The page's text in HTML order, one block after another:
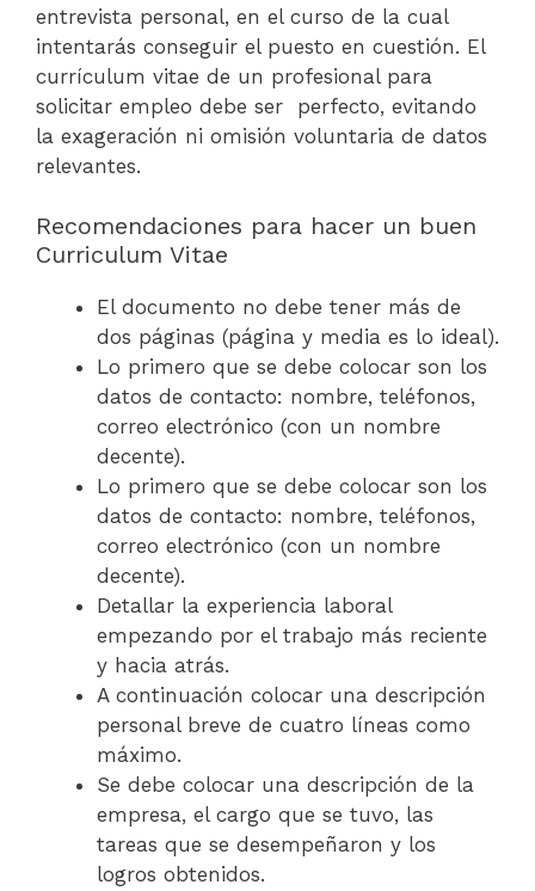
entrevista personal, en el curso de la cual
intentarás conseguir el puesto en cuestión. El
currículum vitae de un profesional para
solicitar empleo debe ser perfecto, evitando
la exageración ni omisión voluntaria de datos
relevantes.
Recomendaciones para hacer un buen
Curriculum Vitae
El documento no debe tener más de
dos páginas (página y media es lo ideal).
Lo primero que se debe colocar son los
datos de contacto: nombre, teléfonos,
correo electrónico (con un nombre
decente).
Lo primero que se debe colocar son los
datos de contacto: nombre, teléfonos,
correo electrónico (con un nombre
decente).
Detallar la experiencia laboral
empezando por el trabajo más reciente
y hacia atrás.
A continuación colocar una descripción
personal breve de cuatro líneas como
máximo.
Se debe colocar una descripción de la
empresa, el cargo que se tuvo, las
tareas que se desempeñaron y los
logros obtenidos.